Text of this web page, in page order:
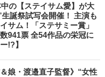
中の【ステイサム愛】が大
誕祭試写会開催！ 主演も
サム！「ステサミー賞」
941票 全54作品の栄冠に
!?】
＆娘・渡邉直子監督》“女性